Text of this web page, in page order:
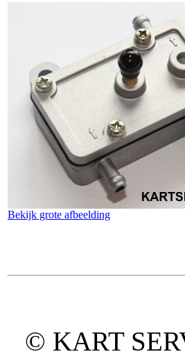
Bekijk grote afbeelding
© KART